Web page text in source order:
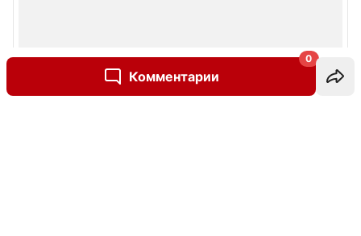
Комментарии
0